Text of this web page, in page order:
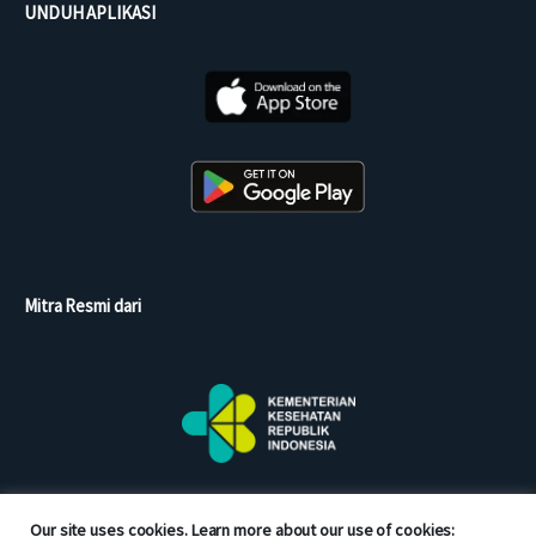
Our site uses cookies. Learn more about our use of cookies:
UNDUH APLIKASI
Mitra Resmi dari